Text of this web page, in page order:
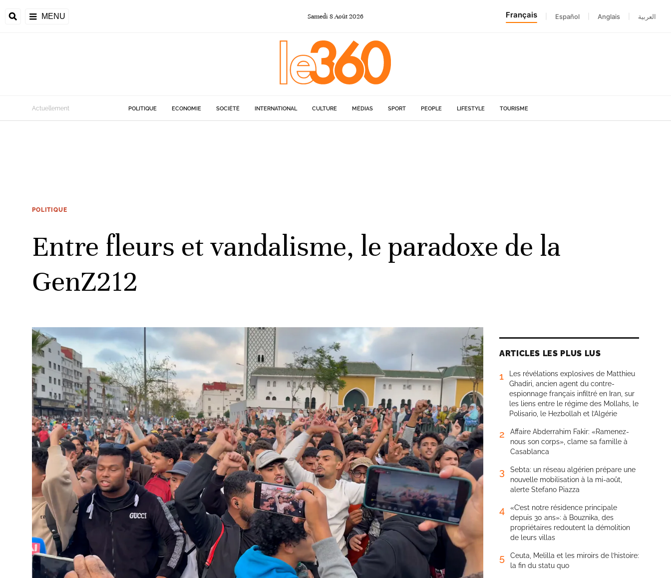
MENU Samedi 8Août2026 Français Español Anglais العربية
Actuellement POLITIQUE ECONOMIE SOCIÉTÉ INTERNATIONAL CULTURE MÉDIAS SPORT PEOPLE LIFESTYLE TOURISME
POLITIQUE
Entre fleurs et vandalisme, le paradoxe de la
GenZ212
ARTICLES LES PLUS LUS
1
Les révélations explosives de Matthieu
Ghadiri, ancien agent du contre-
espionnage français infiltré en Iran, sur
les liens entre le régime des Mollahs, le
Polisario, le Hezbollah et l’Algérie
2
Affaire Abderrahim Fakir: «Ramenez-
nous son corps», clame sa famille à
Casablanca
3
Sebta: un réseau algérien prépare une
nouvelle mobilisation à la mi-août,
alerte Stefano Piazza
4
«C’est notre résidence principale
depuis 30 ans»: à Bouznika, des
propriétaires redoutent la démolition
de leurs villas
5
Ceuta, Melilla et les miroirs de l’histoire:
la fin du statu quo